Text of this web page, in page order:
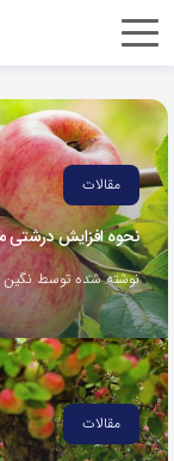
مقالات
نحوه افزایش درشتی
نوشته شده توسط
مقالات